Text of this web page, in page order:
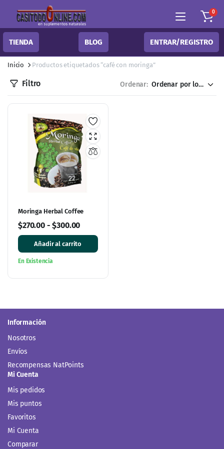
0
TIENDA BLOG ENTRAR/REGISTRO
Inicio Productos etiquetados “café con moringa”
Filtro Ordenar:
Moringa Herbal Coffee
$270.00-$300.00
Añadir al carrito
En Existencia
Información
Nosotros
Envíos
Recompensas NatPoints
Mi Cuenta
Mis pedidos
Mis puntos
Favoritos
Mi Cuenta
Comparar